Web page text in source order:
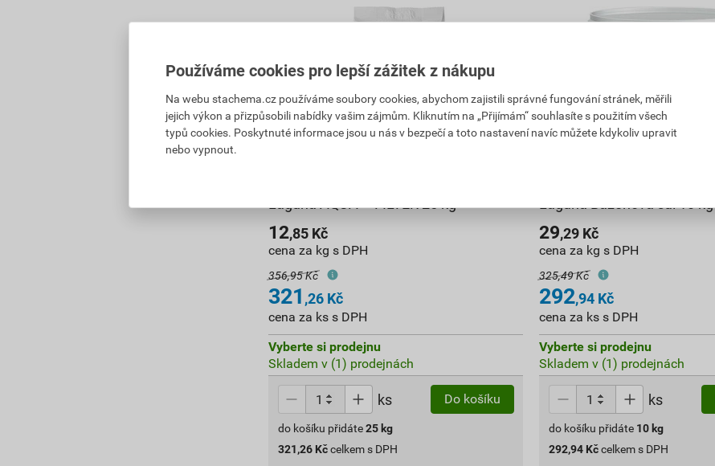
Laguna AQUA – FILTER 25 kg
12,85 Kč
cena za kg s DPH
356,95 Kč
321 ,26 Kč
cena za ks s DPH
Vyberte si prodejnu
Skladem v (1) prodejnách
ks Do košíku
do košíku přidáte 25 kg
321,26 Kč celkem s DPH
Laguna Bazénová sůl 10 kg
29,29 Kč
cena za kg s DPH
325,49 Kč
292,94 Kč
cena za ks s DPH
Vyberte si prodejnu
Skladem v (1) prodejnách
ks
do košíku přidáte 10 kg
292,94 Kčcelkem s DPH
Používáme cookies pro lepší zážitek z nákupu
Na webu stachema.cz používáme soubory cookies, abychom zajistili správné fungování stránek, měřili
jejich výkon a přizpůsobili nabídky vašim zájmům. Kliknutím na „Přijímám“ souhlasíte s použitím všech
typů cookies. Poskytnuté informace jsou u nás v bezpečí a toto nastavení navíc můžete kdykoliv upravit
nebo vypnout.